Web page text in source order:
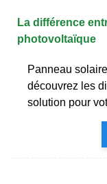
La différence
photovoltaïque
Panneau
découvrez les
solution pour